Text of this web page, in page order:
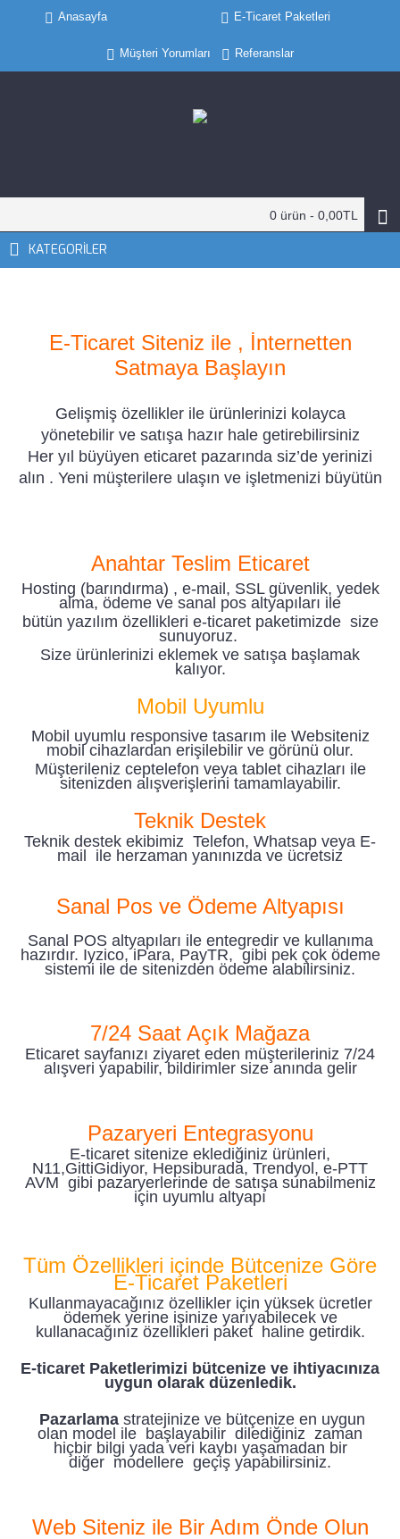
Anasayfa E-Ticaret Paketleri
Müşteri Yorumları Referanslar
0 ürün - 0,00TL
KATEGORILER
E-Ticaret Siteniz ile , İnternetten
Satmaya Başlayın
Gelişmiş özellikler ile ürünlerinizi kolayca
yönetebilir ve satışa hazır hale getirebilirsiniz
Her yıl büyüyen eticaret pazarında siz’de yerinizi
alın . Yeni müşterilere ulaşın ve işletmenizi büyütün
Anahtar Teslim Eticaret
Hosting (barındırma) , e-mail, SSL güvenlik, yedek
alma, ödeme ve sanal pos altyapıları ile
bütün yazılım özellikleri e-ticaret paketimizde size
sunuyoruz.
Size ürünlerinizi eklemek ve satışa başlamak
kalıyor.
Mobil Uyumlu
Mobil uyumlu responsive tasarım ile Websiteniz
mobil cihazlardan erişilebilir ve görünü olur.
Müşterileniz ceptelefon veya tablet cihazları ile
sitenizden alışverişlerini tamamlayabilir.
Teknik Destek
Teknik destek ekibimiz Telefon, Whatsap veya E-
mail ile herzaman yanınızda ve ücretsiz
Sanal Pos ve Ödeme Altyapısı
Sanal POS altyapıları ile entegredir ve kullanıma
hazırdır. Iyzico, iPara, PayTR, gibi pek çok ödeme
sistemi ile de sitenizden ödeme alabilirsiniz.
7/24 Saat Açık Mağaza
Eticaret sayfanızı ziyaret eden müşterileriniz 7/24
alışveri yapabilir, bildirimler size anında gelir
Pazaryeri Entegrasyonu
E-ticaret sitenize eklediğiniz ürünleri,
N11,GittiGidiyor, Hepsiburada, Trendyol, e-PTT
AVM gibi pazaryerlerinde de satışa sunabilmeniz
için uyumlu altyapı
Tüm Özellikleri içinde Bütcenize Göre
E-Ticaret Paketleri
Kullanmayacağınız özellikler için yüksek ücretler
ödemek yerine işinize yarıyabilecek ve
kullanacağınız özellikleri paket haline getirdik.
E-ticaret Paketlerimizi bütcenize ve ihtiyacınıza
uygun olarak düzenledik.
Pazarlama stratejinize ve bütçenize en uygun
olan model ile başlayabilir dilediğiniz zaman
hiçbir bilgi yada veri kaybı yaşamadan bir
diğer modellere geçiş yapabilirsiniz.
Web Siteniz ile Bir Adım Önde Olun